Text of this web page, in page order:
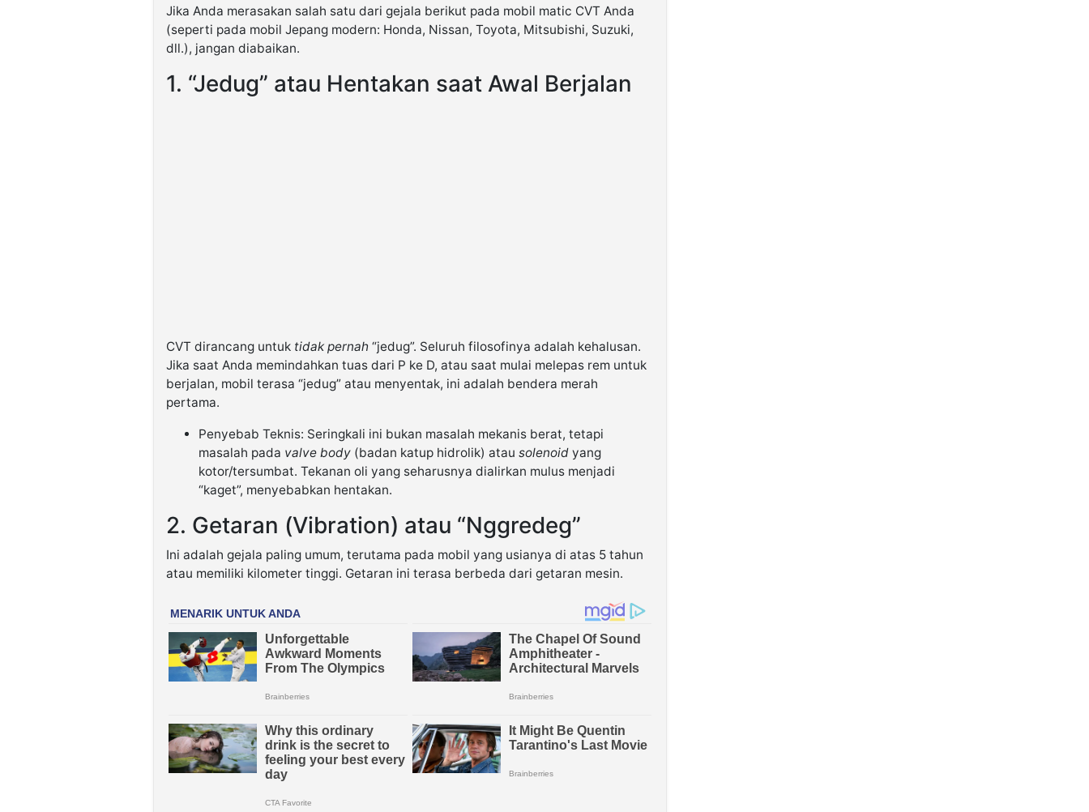
Jika Anda merasakan salah satu dari gejala berikut pada mobil matic CVT Anda
(seperti pada mobil Jepang modern: Honda, Nissan, Toyota, Mitsubishi, Suzuki,
dll.), jangan diabaikan.
1. “Jedug” atau Hentakan saat Awal Berjalan
CVT dirancang untuk tidak pernah “jedug”. Seluruh filosofinya adalah kehalusan.
Jika saat Anda memindahkan tuas dari P ke D, atau saat mulai melepas rem untuk
berjalan, mobil terasa “jedug” atau menyentak, ini adalah bendera merah
pertama.
Penyebab Teknis: Seringkali ini bukan masalah mekanis berat, tetapi
masalah pada valve body (badan katup hidrolik) atau solenoid yang
kotor/tersumbat. Tekanan oli yang seharusnya dialirkan mulus menjadi
“kaget”, menyebabkan hentakan.
2. Getaran (Vibration) atau “Nggredeg”
Ini adalah gejala paling umum, terutama pada mobil yang usianya di atas 5 tahun
atau memiliki kilometer tinggi. Getaran ini terasa berbeda dari getaran mesin.